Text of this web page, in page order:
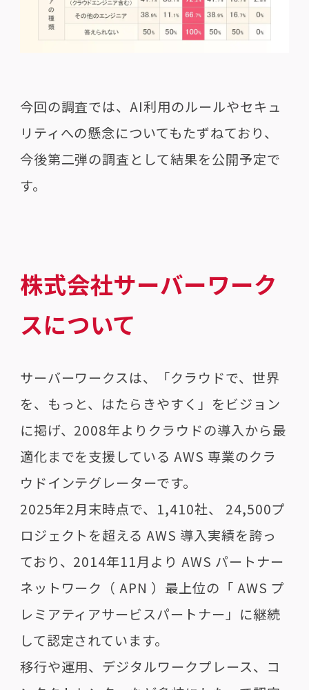
今回の調査では、AI利用のルールやセキュ
リティへの懸念についてもたずねており、
今後第二弾の調査として結果を公開予定で
す。
株式会社サーバーワーク
スについて
サーバーワークスは、「クラウドで、世界
を、もっと、はたらきやすく」をビジョン
に掲げ、2008年よりクラウドの導入から最
適化までを支援している AWS 専業のクラ
ウドインテグレーターです。
2025年2月末時点で、1,410社、 24,500プ
ロジェクトを超える AWS 導入実績を誇っ
ており、2014年11月より AWS パートナー
ネットワーク（ APN ）最上位の「 AWS プ
レミアティアサービスパートナー」に継続
して認定されています。
移行や運用、デジタルワークプレース、コ